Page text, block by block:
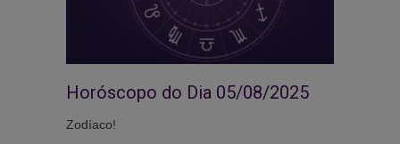
Horóscopo do Dia 05/08/2025
Zodíaco!